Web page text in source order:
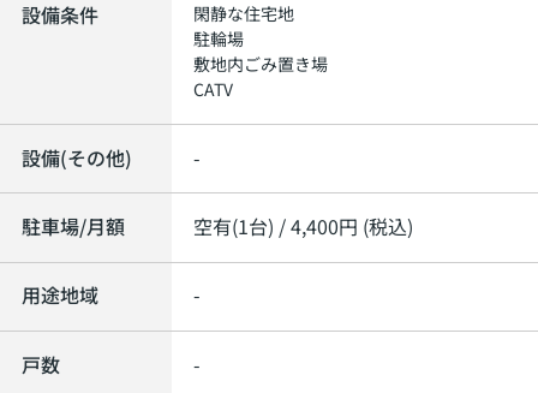
設備条件
閑静な住宅地
駐輪場
敷地内ごみ置き場
CATV
設備(その他) -
駐車場/月額 空有(1台) / 4,400円 (税込)
用途地域 -
戸数 -